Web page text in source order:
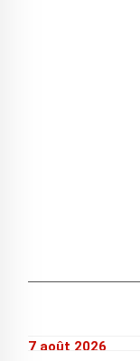
7 août 2026